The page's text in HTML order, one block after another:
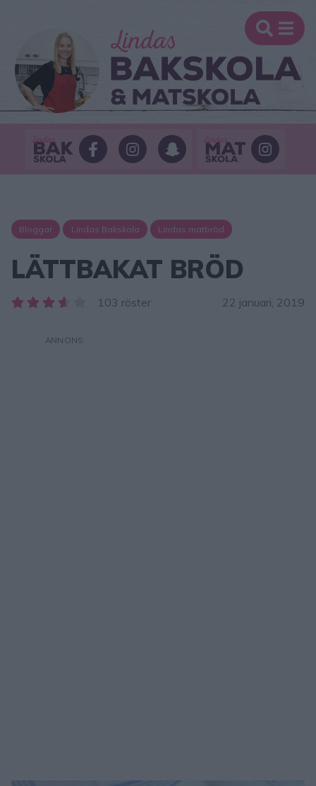
Bloggar Lindas Bakskola Lindas matbröd
LÄTTBAKAT BRÖD
103 röster 22 januari, 2019